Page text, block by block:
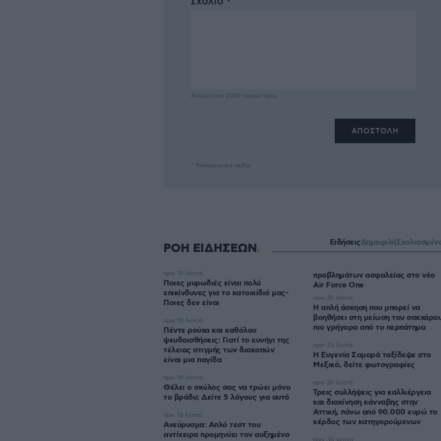
ΣΧΌΛΙΟ *
Απομένουν 2500 χαρακτήρες
* Υποχρεωτικά πεδία
ΡΟΗ ΕΙΔΗΣΕΩΝ ΕιδήσειςΔημοφιλή
Ποιες μυρωδιές είναι πολύ
επικίνδυνες για το κατοικίδιό μας-
Ποιες δεν είναι
πριν 10 λεπτά
Πέντε ρούχα και καθόλου
ψευδαισθήσεις: Γιατί το κυνήγι της
τέλειας στιγμής των διακοπών
είναι μια παγίδα
πριν 10 λεπτά
Θέλει ο σκύλος σας να τρώει μόνο
το βράδυ; Δείτε 5 λόγους για αυτό
πριν 10 λεπτά
Ανεύρυσμα: Απλό τεστ του
αντίχειρα προμηνύει τον αυξημένο
πριν 16 λεπτά
προβλημάτων ασφαλείας στο νέο
Air Force One
Η απλή άσκηση που μπορεί να
βοηθήσει στη μείωση του
πιο γρήγορα από το περπάτημα
πριν 25 λεπτά
Η Ευγενία Σαμαρά ταξίδεψε στο
Μεξικό, δείτε φωτογραφίες
πριν 25 λεπτά
Τρεις συλλήψεις για καλλιέργεια
και διακίνηση κάνναβης στην
Αττική, πάνω από 90.000 ευρώ το
κέρδος των κατηγορούμενων
πριν 26 λεπτά